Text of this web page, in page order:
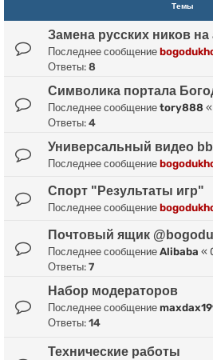
Темы
Замена русских ников на
Последнее сообщение
Ответы: 8
Символика портала
Последнее сообщение tory888 «
Ответы: 4
Универсальный видео
Последнее сообщение
Спорт "Результаты игр"
Последнее сообщение
Почтовый ящик
Последнее сообщение Alibaba «
Ответы: 7
Набор модераторов
Последнее сообщение
Ответы: 14
Технические работы